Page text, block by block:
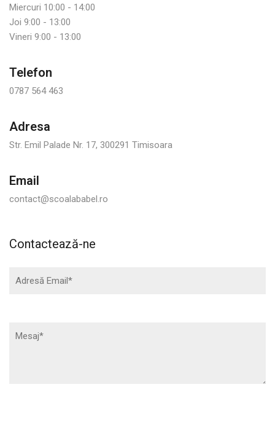
Miercuri 10:00 - 14:00
Joi 9:00 - 13:00
Vineri 9:00 - 13:00
Telefon
0787 564 463
Adresa
Str. Emil Palade Nr. 17, 300291 Timisoara
Email
contact@scoalababel.ro
Contactează-ne